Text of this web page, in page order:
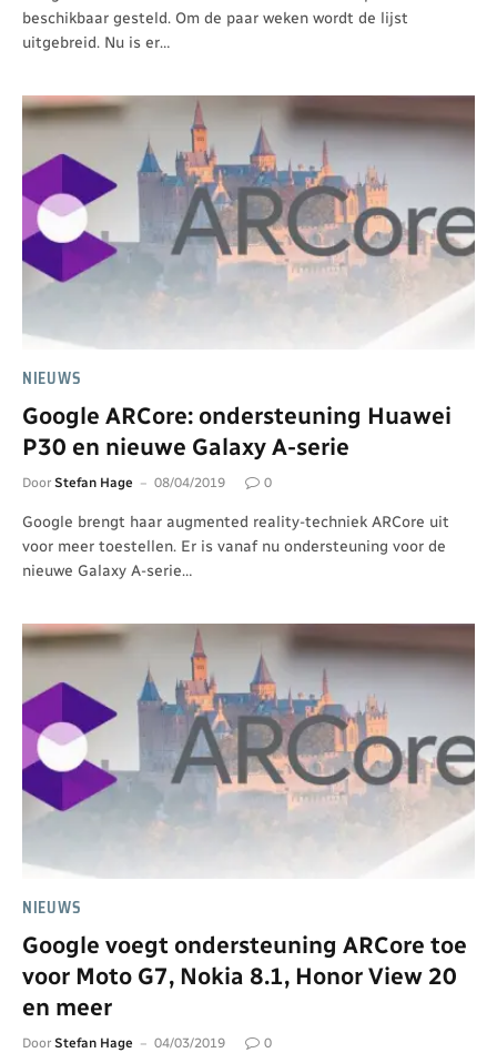
beschikbaar gesteld. Om de paar weken wordt de lijst
uitgebreid. Nu is er…
NIEUWS
Google ARCore: ondersteuning Huawei
P30 en nieuwe Galaxy A-serie
Door Stefan Hage 08/04/2019 0
Google brengt haar augmented reality-techniek ARCore uit
voor meer toestellen. Er is vanaf nu ondersteuning voor de
nieuwe Galaxy A-serie…
NIEUWS
Google voegt ondersteuning ARCore toe
voor Moto G7, Nokia 8.1, Honor View 20
en meer
Door Stefan Hage 04/03/2019 0